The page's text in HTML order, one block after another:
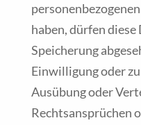
haben, dürfen
Speicherung
Einwilligung oder
Ausübung oder
Rechtsansprüchen